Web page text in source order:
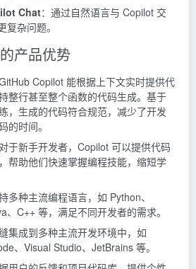
Chat：通过自然语言与 Copilot 交
复杂问题。
产品优势
Copilot 能根据上下文实时提供代
整行甚至整个函数的代码生成。基于
，生成的代码符合规范，减少了开发
的时间。
于新手开发者，Copilot 可以提供代码
帮助他们快速掌握编程技能，缩短学
多种主流编程语言，如 Python、
、C++ 等，满足不同开发者的需求。
集成到多种主流开发环境中，如
、Visual Studio、JetBrains 等。